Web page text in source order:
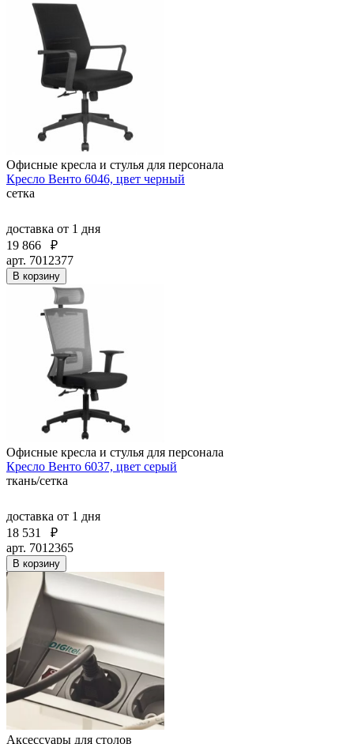
Офисные кресла и стулья для персонала
Кресло Венто 6046, цвет черный
сетка
доставка от 1 дня
19 866
₽
арт. 7012377
В корзину
Офисные кресла и стулья для персонала
Кресло Венто 6037, цвет серый
ткань/сетка
доставка от 1 дня
18 531
₽
арт. 7012365
В корзину
Аксессуары для столов